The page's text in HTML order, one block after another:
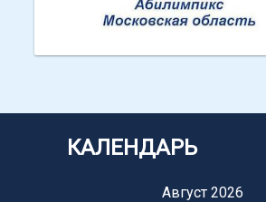
КАЛЕНДАРЬ
Август 2026